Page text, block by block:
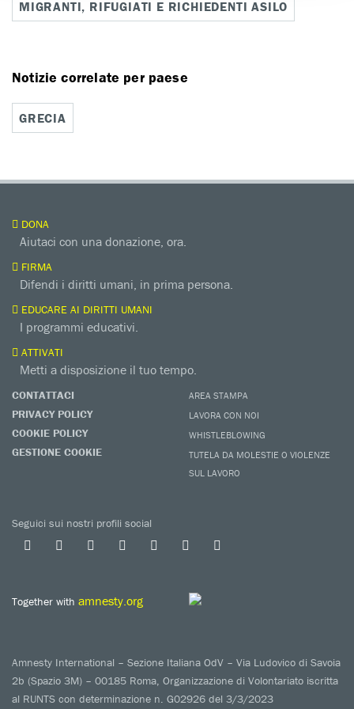
MIGRANTI, RIFUGIATI E RICHIEDENTI ASILO
Notizie correlate per paese
GRECIA
DONA
Aiutaci con una donazione, ora.
FIRMA
Difendi i diritti umani, in prima persona.
EDUCARE AI DIRITTI UMANI
I programmi educativi.
ATTIVATI
Metti a disposizione il tuo tempo.
CONTATTACI
PRIVACY POLICY
COOKIE POLICY
GESTIONE COOKIE
AREA STAMPA
LAVORA CON NOI
WHISTLEBLOWING
TUTELA DA MOLESTIE O VIOLENZE
SUL LAVORO
Seguici sui nostri profili social
Together with amnesty.org
Amnesty International – Sezione Italiana OdV – Via Ludovico di Savoia
2b (Spazio 3M) – 00185 Roma, Organizzazione di Volontariato iscritta
al RUNTS con determinazione n. G02926 del 3/3/2023